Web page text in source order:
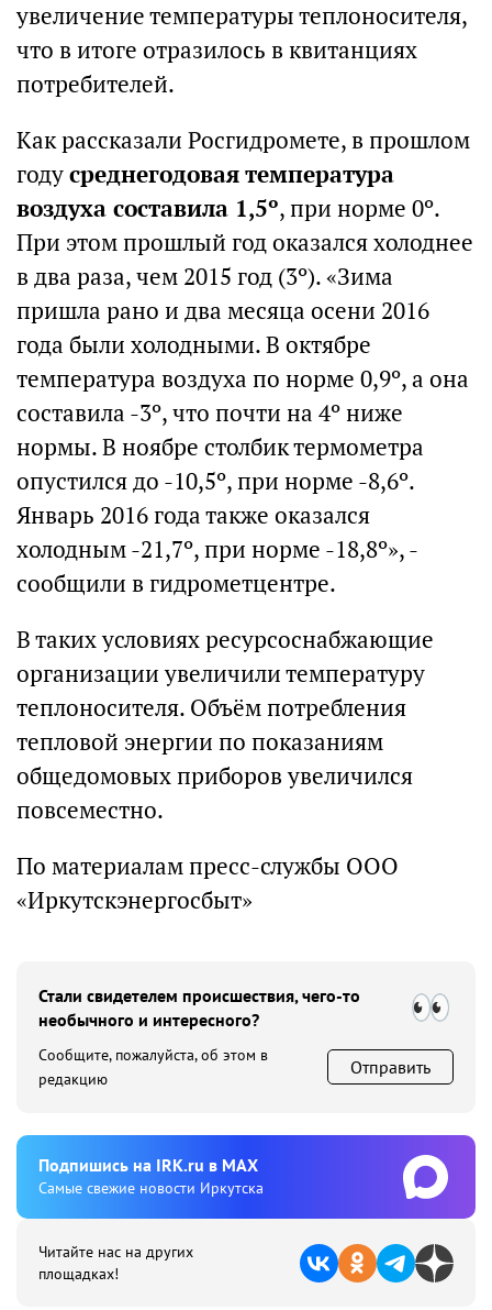
увеличение температуры теплоносителя,
что в итоге отразилось в квитанциях
потребителей.
Как рассказали Росгидромете, в прошлом
годусреднегодовая температура
воздуха составила 1,5º, при норме 0º.
При этом прошлый год оказался холоднее
в два раза, чем 2015 год (3º). «Зима
пришла рано и два месяца осени 2016
года были холодными. В октябре
температура воздуха по норме 0,9º, а она
составила -3º, что почти на 4º ниже
нормы. В ноябре столбик термометра
опустился до -10,5º, при норме -8,6º.
Январь 2016 года также оказался
холодным -21,7º, при норме -18,8º», -
сообщили в гидрометцентре.
В таких условиях ресурсоснабжающие
организации увеличили температуру
теплоносителя. Объём потребления
тепловой энергии по показаниям
общедомовых приборов увеличился
повсеместно.
По материалам пресс-службы ООО
«Иркутскэнергосбыт»
Стали свидетелем происшествия, чего-то
необычного и интересного?
Сообщите, пожалуйста, об этом в
редакцию
Отправить
Подпишиcь на IRK.ru в MAX
Cамые свежие новости Иркутска
Читайте нас на других
площадках!